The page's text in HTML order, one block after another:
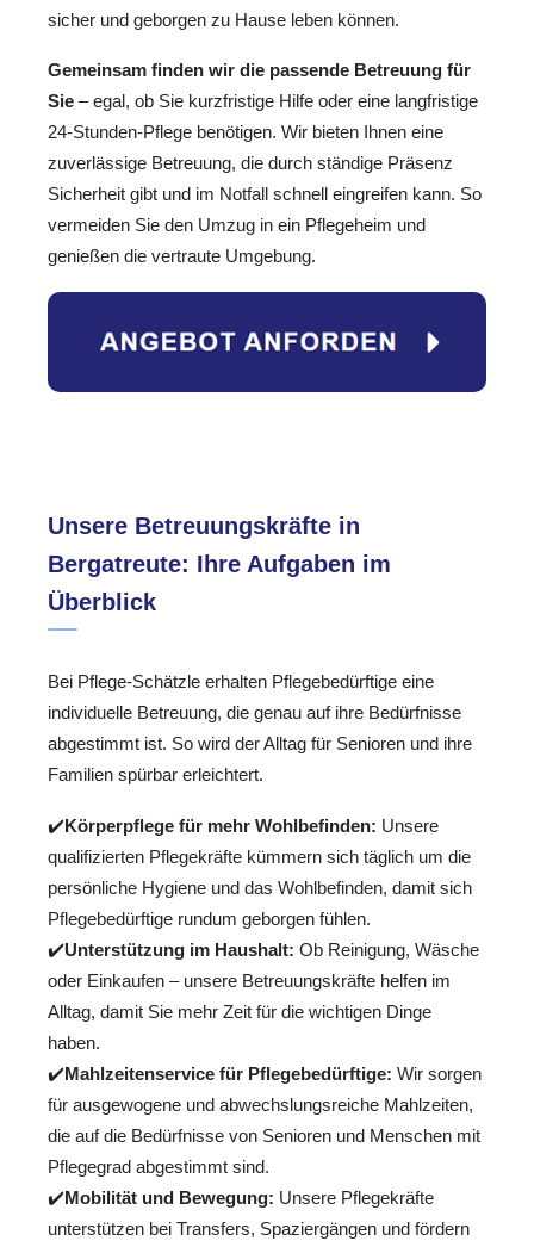
sicher und geborgen zu Hause leben können.
Gemeinsam finden wir die passende Betreuung für
Sie – egal, ob Sie kurzfristige Hilfe oder eine langfristige
24-Stunden-Pflege benötigen. Wir bieten Ihnen eine
zuverlässige Betreuung, die durch ständige Präsenz
Sicherheit gibt und im Notfall schnell eingreifen kann. So
vermeiden Sie den Umzug in ein Pflegeheim und
genießen die vertraute Umgebung.
Unsere Betreuungskräfte in
Bergatreute: Ihre Aufgaben im
Überblick
Bei Pflege-Schätzle erhalten Pflegebedürftige eine
individuelle Betreuung, die genau auf ihre Bedürfnisse
abgestimmt ist. So wird der Alltag für Senioren und ihre
Familien spürbar erleichtert.
✔️Körperpflege für mehr Wohlbefinden: Unsere
qualifizierten Pflegekräfte kümmern sich täglich um die
persönliche Hygiene und das Wohlbefinden, damit sich
Pflegebedürftige rundum geborgen fühlen.
✔️Unterstützung im Haushalt: Ob Reinigung, Wäsche
oder Einkaufen – unsere Betreuungskräfte helfen im
Alltag, damit Sie mehr Zeit für die wichtigen Dinge
haben.
✔️Mahlzeitenservice für Pflegebedürftige: Wir sorgen
für ausgewogene und abwechslungsreiche Mahlzeiten,
die auf die Bedürfnisse von Senioren und Menschen mit
Pflegegrad abgestimmt sind.
✔️Mobilität und Bewegung: Unsere Pflegekräfte
unterstützen bei Transfers, Spaziergängen und fördern